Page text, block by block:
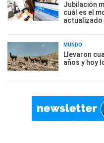
Jubilación
cuál es el
actualizado
MUNDO
Llevaron
años y hoy